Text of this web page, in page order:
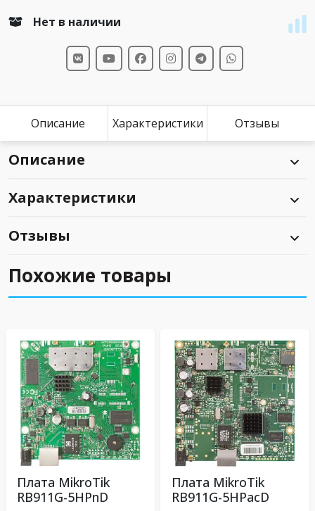
Нет в наличии
Описание Характеристики Отзывы
Описание
Характеристики
Отзывы
Похожие товары
Плата MikroTik
RB911G-5HPnD
Плата MikroTik
RB911G-5HPacD